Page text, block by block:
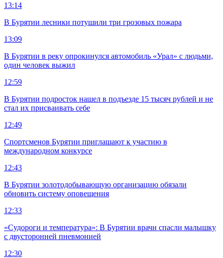
13:14
В Бурятии лесники потушили три грозовых пожара
13:09
В Бурятии в реку опрокинулся автомобиль «Урал» с людьми,
один человек выжил
12:59
В Бурятии подросток нашел в подъезде 15 тысяч рублей и не
стал их присваивать себе
12:49
Спортсменов Бурятии приглашают к участию в
международном конкурсе
12:43
В Бурятии золотодобывающую организацию обязали
обновить систему оповещения
12:33
«Судороги и температура»: В Бурятии врачи спасли малышку
с двусторонней пневмонией
12:30